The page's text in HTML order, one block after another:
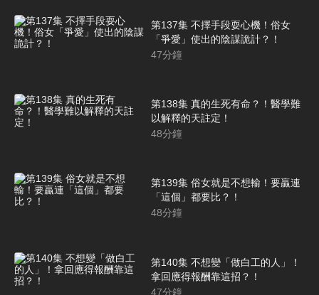
第137集 不擇手段耍心機！俗女
「爭愛」使出的陰謀詭計？！
47分鐘
第138集 真的生死有命？！醫學難
以解釋的天註定！
48分鐘
第139集 俗女就是不想輸！要贏連
「這個」都要比？！
48分鐘
第140集 不想變「做白工的人」！
拿回應得報酬靠這招？！
47分鐘